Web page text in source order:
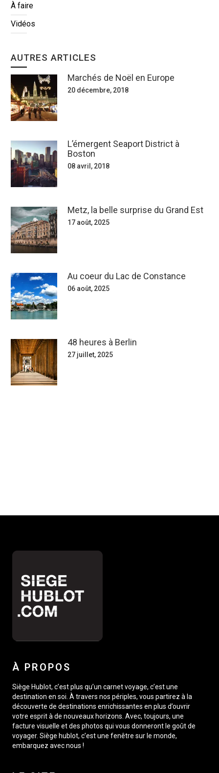
À faire
Vidéos
AUTRES ARTICLES
Marchés de Noël en Europe
20 décembre, 2018
L’émergent Seaport District à
Boston
08 avril, 2018
Metz, la belle surprise du Grand Est
17 août, 2025
Au coeur du Lac de Constance
06 août, 2025
48 heures à Berlin
27 juillet, 2025
À PROPOS
Siège Hublot, c’est plus qu’un carnet voyage, c’est une
destination en soi. À travers nos périples, vous partirez à la
découverte de destinations enrichissantes en plus d’ouvrir
votre esprit à de nouveaux horizons. Avec, toujours, une
facture visuelle et des photos qui vous donneront le goût de
voyager. Siège hublot, c’est une fenêtre sur le monde,
embarquez avec nous !